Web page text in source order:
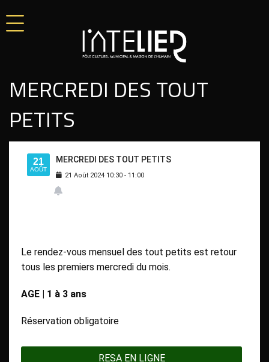
MERCREDI DES TOUT
PETITS
21
AOÛT
MERCREDI DES TOUT PETITS
21 Août 2024 10:30 - 11:00
Le rendez-vous mensuel des tout petits est retour
tous les premiers mercredi du mois.
AGE | 1 à 3 ans
Réservation obligatoire
RESA EN LIGNE